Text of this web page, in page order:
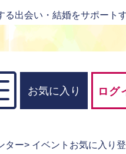
る出会い・結婚をサポート
お気に入り ログ
ター> イベントお気に入り